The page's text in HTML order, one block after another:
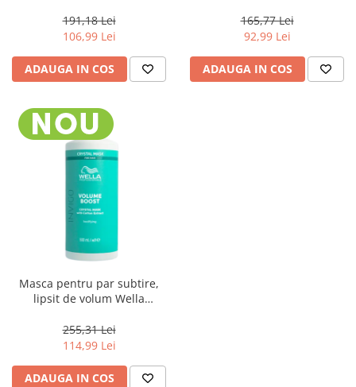
Shine Spray, 95 ml
191,18 Lei
106,99 Lei
ADAUGA IN COS
In Mask, 30 ml
165,77 Lei
92,99 Lei
ADAUGA IN COS
Masca pentru par subtire,
lipsit de volum Wella
Boost Crystal, 500 ml
255,31 Lei
114,99 Lei
ADAUGA IN COS